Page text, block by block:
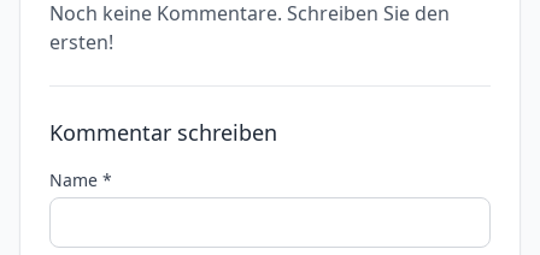
Noch keine Kommentare. Schreiben Sie den
ersten!
Kommentar schreiben
Name *